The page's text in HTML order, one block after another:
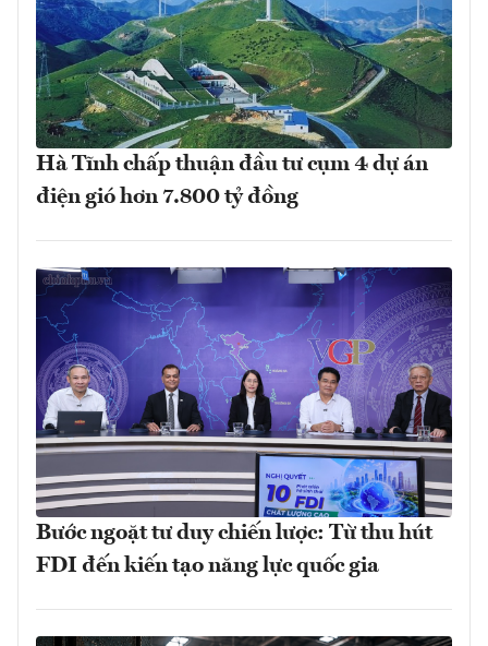
Hà Tĩnh chấp thuận đầu tư cụm 4 dự án
điện gió hơn 7.800 tỷ đồng
Bước ngoặt tư duy chiến lược: Từ thu hút
FDI đến kiến tạo năng lực quốc gia